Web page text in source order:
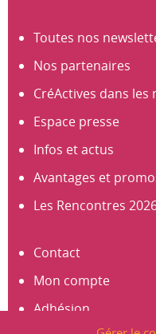
Toutes nos
Nos partenaires
CréActives dans les
Espace presse
Infos et actus
Avantages et
Les Rencontres
Contact
Mon compte
Adhésion